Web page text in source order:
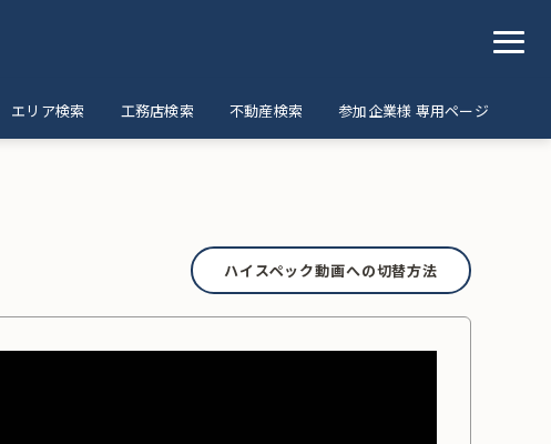
エリア検索 工務店検索 不動産検索 参加企業様 専用ページ
ハイスペック動画への切替方法